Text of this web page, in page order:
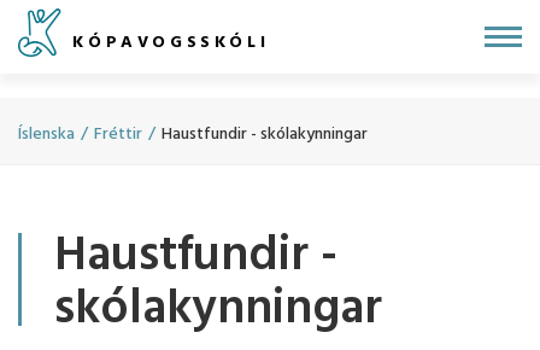
Fara
í
KÓPAVOGSSKÓLI
Íslenska / Fréttir / Haustfundir - skólakynningar
Haustfundir -
skólakynningar